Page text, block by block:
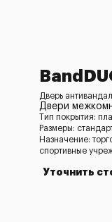
Дверь
Двери
Тип покрытия:
Размеры:
Назначение:
спортивные
Уточнить